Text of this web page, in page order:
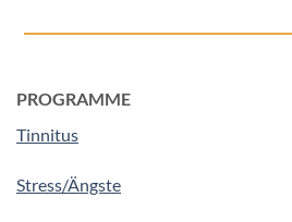
PROGRAMME
Tinnitus
Stress/Ängste